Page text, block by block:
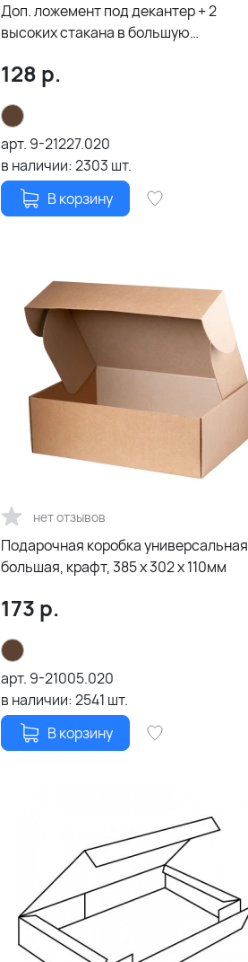
Доп. ложемент под декантер + 2
высоких стакана в большую
21005.020)
128 р.
арт. 9-21227.020
в наличии:2303 шт.
В корзину
нет отзывов
Подарочная коробка универсальная
большая, крафт, 385 х 302 х 110мм
173 р.
арт. 9-21005.020
в наличии:2541 шт.
В корзину